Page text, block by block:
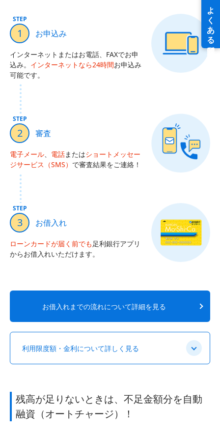
STEP
1 お申込み
インターネットまたはお電話、FAXでお申
込み。 インターネットなら24時間お申込み
可能です。
STEP
2 審査
電子メール、 電話またはショートメッセー
ジサービス（SMS） で審査結果をご連絡！
STEP
3 お借入れ
ローンカードが届く前でも足利銀行アプリ
からお借入れいただけます。
お借入れまでの流れについて詳細を見る
利用限度額・金利について詳しく見る
残高が足りないときは、不足金額分を自動
融資（オートチャージ）！